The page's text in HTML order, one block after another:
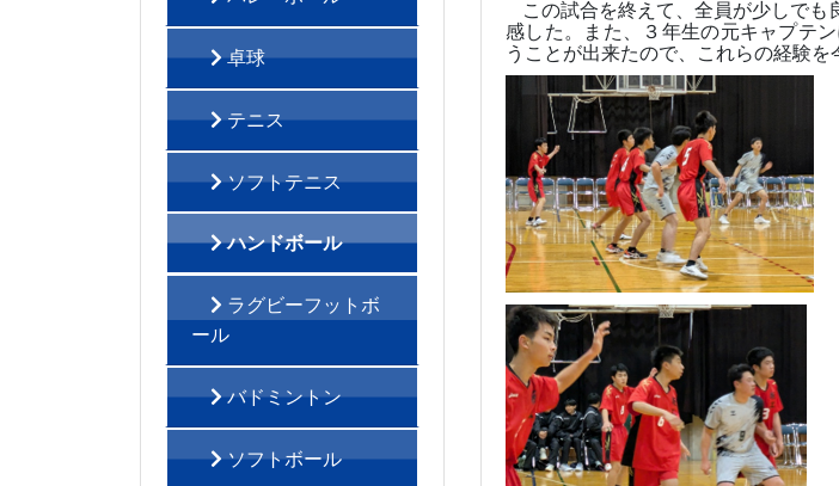
卓球
テニス
ソフトテニス
ハンドボール
ラグビーフットボ
ール
バドミントン
ソフトボール
この試合を終えて、全員が少しで
感した。また、３年生の元キャプテ
うことが出来たので、これらの経験